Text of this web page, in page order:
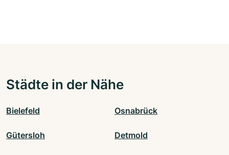
Städte in der Nähe
Bielefeld Osnabrück
Gütersloh Detmold